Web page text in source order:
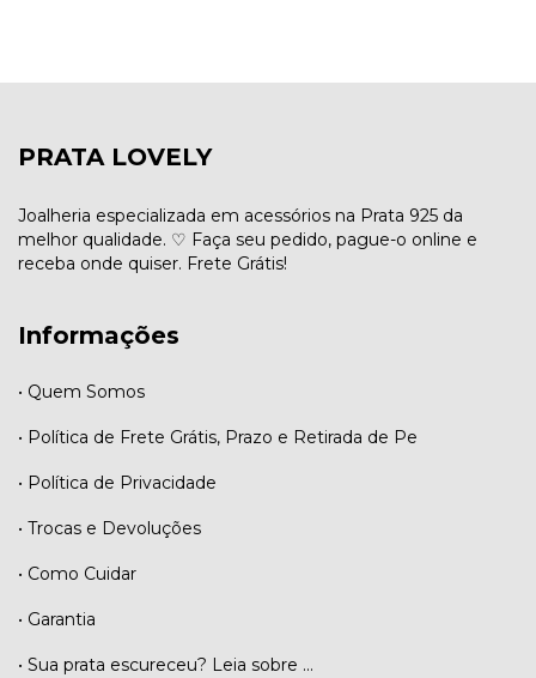
PRATA LOVELY
Joalheria especializada em acessórios na Prata 925 da
melhor qualidade. ♡ Faça seu pedido, pague-o online e
receba onde quiser. Frete Grátis!
Informações
• Quem Somos
• Política de Frete Grátis, Prazo e Retirada de Pe
• Política de Privacidade
• Trocas e Devoluções
• Como Cuidar
• Garantia
• Sua prata escureceu? Leia sobre ...